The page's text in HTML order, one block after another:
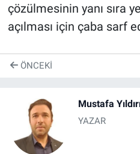
çözülmesinin yanı sıra
açılması için çaba sarf
ÖNCEKI
Mustafa
YAZAR